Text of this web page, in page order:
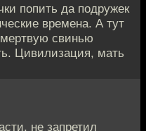
попить да подружек
времена. А тут
свинью
Цивилизация, мать
не запретил